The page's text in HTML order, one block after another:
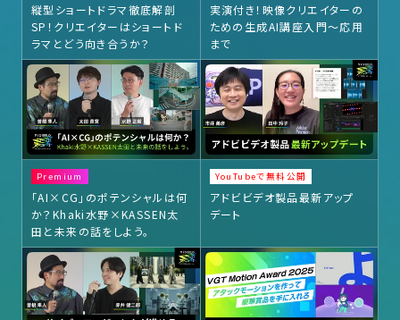
縦型ショートドラマ徹底解剖
SP！クリエイターはショートド
ラマとどう向き合うか？
実演付き！映像クリエイターの
ための生成AI講座入門〜応用
まで
Premium
「AI×CG」のポテンシャルは何
か？Khaki水野×KASSEN太
田と未来の話をしよう。
YouTubeで無料公開
アドビビデオ製品最新アップ
デート